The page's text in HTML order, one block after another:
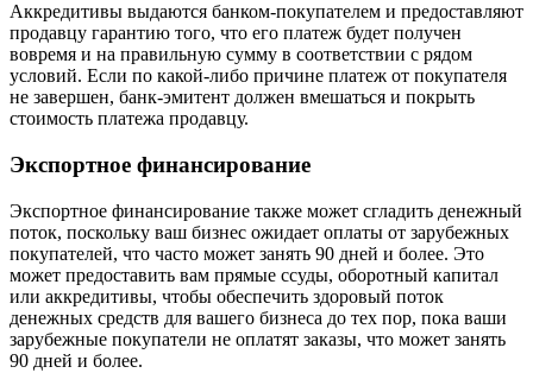
Аккредитивы выдаются банком-покупателем и предоставляют
продавцу гарантию того, что его платеж будет получен
вовремя и на правильную сумму в соответствии с рядом
условий. Если по какой-либо причине платеж от покупателя
не завершен, банк-эмитент должен вмешаться и покрыть
стоимость платежа продавцу.
Экспортное финансирование
Экспортное финансирование также может сгладить денежный
поток, поскольку ваш бизнес ожидает оплаты от зарубежных
покупателей, что часто может занять 90 дней и более. Это
может предоставить вам прямые ссуды, оборотный капитал
или аккредитивы, чтобы обеспечить здоровый поток
денежных средств для вашего бизнеса до тех пор, пока ваши
зарубежные покупатели не оплатят заказы, что может занять
90 дней и более.